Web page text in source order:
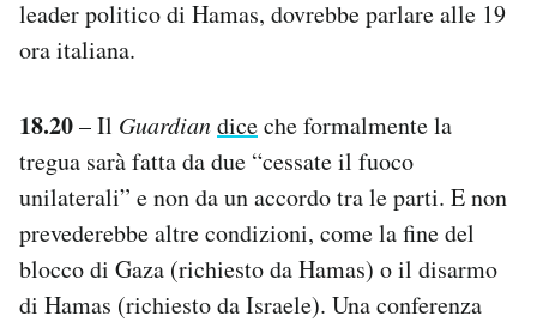
leader politico di Hamas, dovrebbe parlare alle 19
ora italiana.
18.20– Il Guardiandiceche formalmente la
tregua sarà fatta da due “cessate il fuoco
unilaterali” e non da un accordo tra le parti. E non
prevederebbe altre condizioni, come la fine del
blocco di Gaza (richiesto da Hamas) o il disarmo
di Hamas (richiesto da Israele). Una conferenza